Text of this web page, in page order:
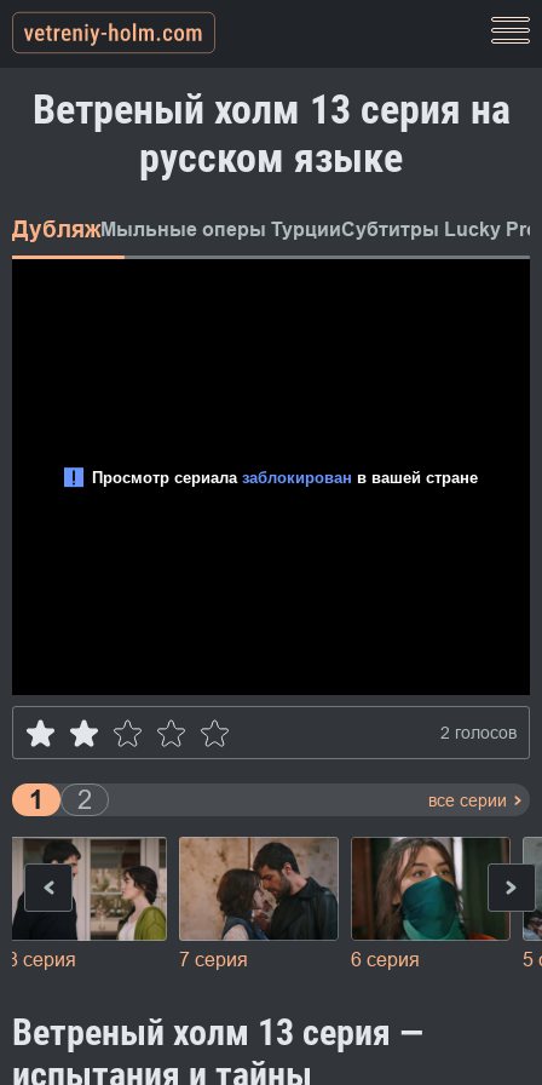
Ветреный холм 13 серия на
русском языке
ДубляжМыльные оперы ТурцииСубтитры Lucky
2 голосов
1 2 все серии
8 серия 7 серия 6 серия 5
Ветреный холм 13 серия —
испытания и тайны